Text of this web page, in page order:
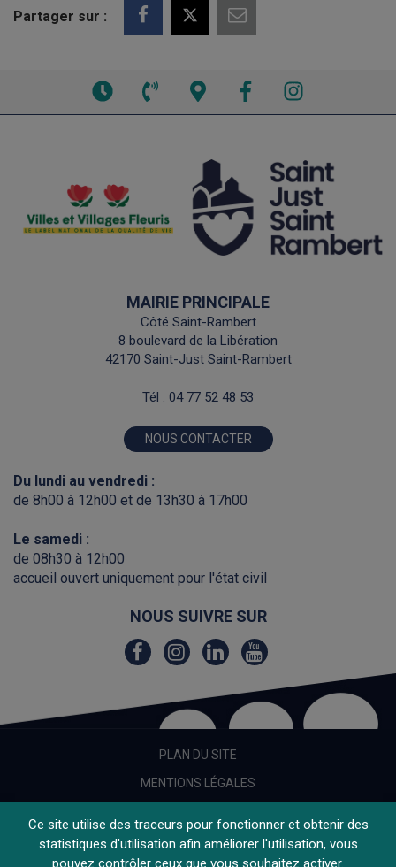
Ce site utilise des traceurs pour fonctionner et obtenir des
statistiques d'utilisation afin améliorer l'utilisation, vous
pouvez contrôler ceux que vous souhaitez activer.
Partager sur :
Voir
téléphone
Facebook
MAIRIE PRINCIPALE
Côté Saint-Rambert
8 boulevard de la Libération
42170 Saint-Just Saint-Rambert
Tél : 04 77 52 48 53
NOUS CONTACTER
Du lundi au vendredi :
de 8h00 à 12h00 et de 13h30 à 17h00
Le samedi :
de 08h30 à 12h00
accueil ouvert uniquement pour l'état civil
NOUS SUIVRE SUR
Lien
vers
compte
Facebook
Lien
vers
compte
Instagram
Lien
vers
compte
Linkedin
Lien
la
chaîne
Youtube
PLAN DU SITE
MENTIONS LÉGALES
ACCESSIBILITÉ